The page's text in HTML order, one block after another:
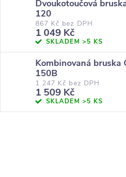
Dvoukotoučová
120
867 Kč bez DPH
1 049 Kč
SKLADEM >5 KS
Kombinovaná bruska
150B
1 247 Kč bez DPH
1 509 Kč
SKLADEM >5 KS